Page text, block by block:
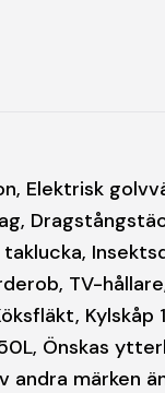
Elektrisk
TV-
Önskas
märken